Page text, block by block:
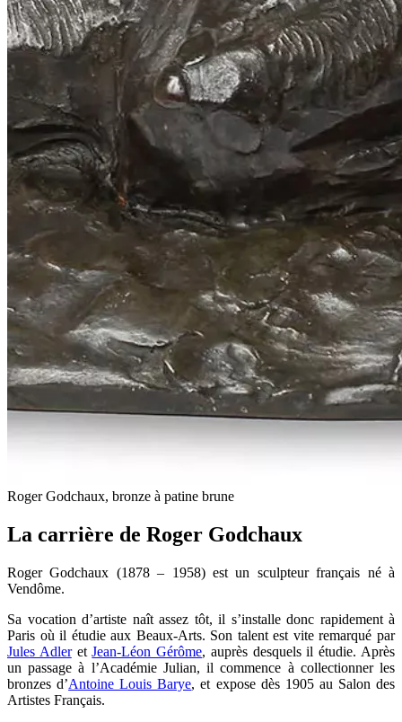
Roger Godchaux, bronze à patine brune
La carrière de Roger Godchaux
Roger Godchaux (1878 – 1958) est un sculpteur français né à
Vendôme.
Sa vocation d’artiste naît assez tôt, il s’installe donc rapidement à
Paris où il étudie aux Beaux-Arts. Son talent est vite remarqué par
Jules AdleretJean-Léon Gérôme, auprès desquels il étudie. Après
un passage à l’Académie Julian, il commence à collectionner les
bronzes d’Antoine Louis Barye, et expose dès 1905 au Salon des
Artistes Français.